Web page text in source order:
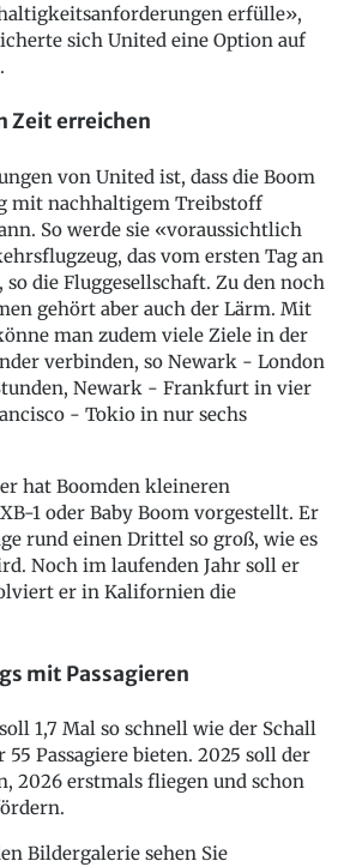
erfülle»,
sich United eine Option auf
Zeit erreichen
von United ist, dass die Boom
mit nachhaltigem Treibstoff
So werde sie «voraussichtlich
das vom ersten Tag an
die Fluggesellschaft. Zu den noch
gehört aber auch der Lärm. Mit
man zudem viele Ziele in der
verbinden, so Newark - London
Newark - Frankfurt in vier
- Tokio in nur sechs
hat Boomden kleineren
1 oder Baby Boom vorgestellt. Er
rund einen Drittel so groß, wie es
Noch im laufenden Jahr soll er
er in Kalifornien die
mit Passagieren
1,7 Mal so schnell wie der Schall
Passagiere bieten. 2025 soll der
2026 erstmals fliegen und schon
Bildergalerie sehen Sie